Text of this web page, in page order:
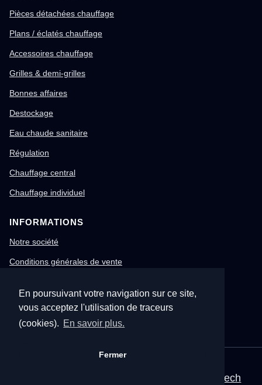
En poursuivant votre navigation sur ce site,
vous acceptez l'utilisation de traceurs
(cookies). En savoir plus.
Fermer
Pièces détachées chauffage
Plans / éclatés chauffage
Accessoires chauffage
Grilles & demi-grilles
Bonnes affaires
Destockage
Eau chaude sanitaire
Régulation
Chauffage central
Chauffage individuel
INFORMATIONS
Notre société
Conditions générales de vente
Gestion des cookies
Confidentialité & RGPD
Site corporate Nitech